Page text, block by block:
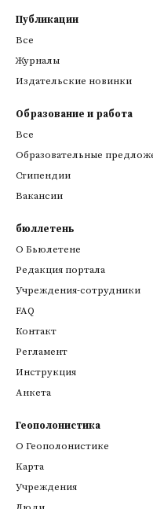
Публикации
Все
Журналы
Издательские новинки
Образование и работа
Все
Образовательные
Стипендии
Вакансии
бюллетень
О Бьюлетене
Редакция портала
Учреждения-сотрудники
FAQ
Контакт
Регламент
Инструкция
Анкета
Геополонистика
О Геополонистике
Kарта
Учреждения